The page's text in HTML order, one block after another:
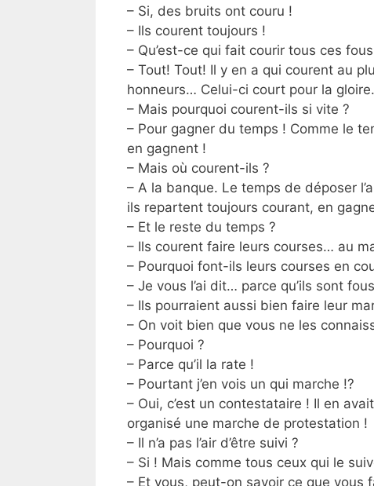
– Si, des bruits ont couru !
– Ils courent toujours !
– Qu’est-ce qui fait courir tous ces
– Tout! Tout! Il y en a qui courent au
honneurs… Celui-ci court pour la
– Mais pourquoi courent-ils si vite ?
– Pour gagner du temps ! Comme le
en gagnent !
– Mais où courent-ils ?
– A la banque. Le temps de déposer
ils repartent toujours courant, en
– Et le reste du temps ?
– Ils courent faire leurs courses… au
– Pourquoi font-ils leurs courses en
– Je vous l’ai dit… parce qu’ils sont
– Ils pourraient aussi bien faire leur
– On voit bien que vous ne les
– Pourquoi ?
– Parce qu’il la rate !
– Pourtant j’en vois un qui marche !?
– Oui, c’est un contestataire ! Il en
organisé une marche de protestation !
– Il n’a pas l’air d’être suivi ?
– Si ! Mais comme tous ceux qui le
– Et vous, peut-on savoir ce que vous